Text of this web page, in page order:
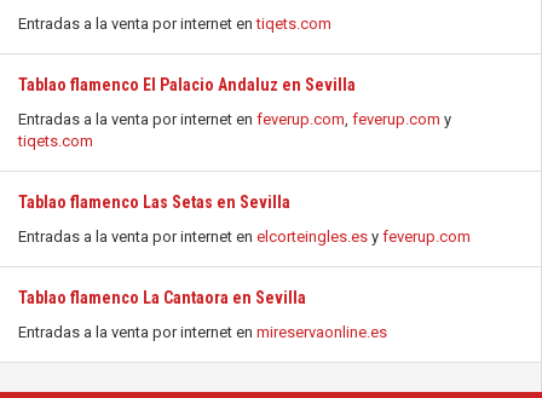
Entradas a la venta por internet entiqets.com
Tablao flamenco El Palacio Andaluz en Sevilla
Entradas a la venta por internet en feverup.com, feverup.com y
tiqets.com
Tablao flamenco Las Setas en Sevilla
Entradas a la venta por internet en elcorteingles.es y feverup.com
Tablao flamenco La Cantaora en Sevilla
Entradas a la venta por internet en mireservaonline.es